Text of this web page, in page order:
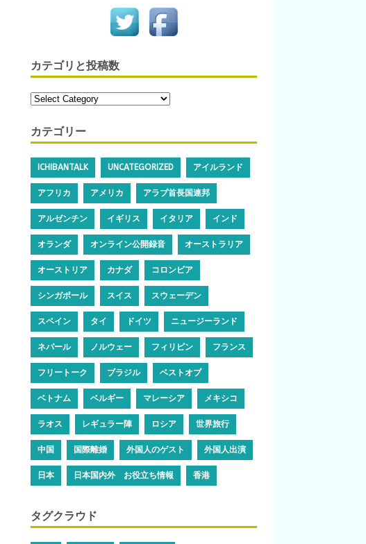
カテゴリと投稿数
カテゴリー
ICHIBANTALK UNCATEGORIZED アイルランド
アフリカ アメリカ アラブ首長国連邦
アルゼンチン イギリス イタリア インド
オランダ オンライン公開録音 オーストラリア
オーストリア カナダ コロンビア
シンガポール スイス スウェーデン
スペイン タイ ドイツ ニュージーランド
ネパール ノルウェー フィリピン フランス
フリートーク ブラジル ベストオブ
ベトナム ベルギー マレーシア メキシコ
ラオス レギュラー陣 ロシア 世界旅行
中国 国際離婚 外国人のゲスト 外国人出演
日本 日本国内外 お役立ち情報 香港
タグクラウド